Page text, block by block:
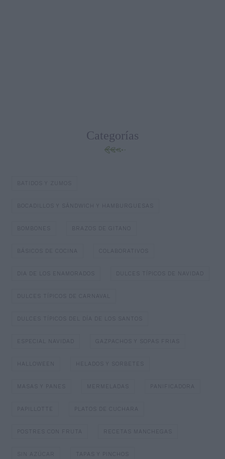
Categorías
BATIDOS Y ZUMOS
BOCADILLOS Y SÁNDWICH Y HAMBURGUESAS
BOMBONES BRAZOS DE GITANO
BÁSICOS DE COCINA COLABORATIVOS
DIA DE LOS ENAMORADOS DULCES TÍPICOS DE NAVIDAD
DULCES TÍPICOS DE CARNAVAL
DULCES TÍPICOS DEL DÍA DE LOS SANTOS
ESPECIAL NAVIDAD GAZPACHOS Y SOPAS FRIAS
HALLOWEEN HELADOS Y SORBETES
MASAS Y PANES MERMELADAS PANIFICADORA
PAPILLOTTE PLATOS DE CUCHARA
POSTRES CON FRUTA RECETAS MANCHEGAS
SIN AZÚCAR TAPAS Y PINCHOS